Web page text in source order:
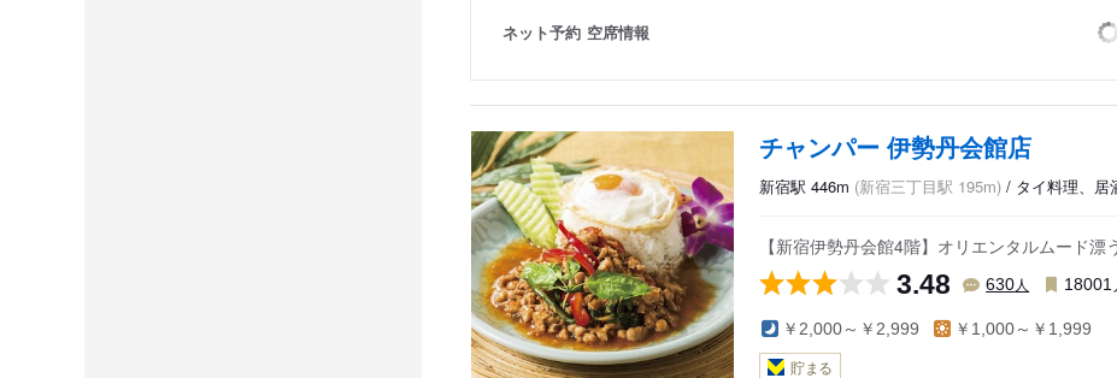
ネット予約 空席情報
チャンパー 伊勢丹会館店
新宿駅 446m (新宿三丁目駅 195m) / タイ料理、居
【新宿伊勢丹会館4階】オリエンタルムード
3.48 630人 18001
￥2,000～￥2,999 ￥1,000～￥1,999
貯まる